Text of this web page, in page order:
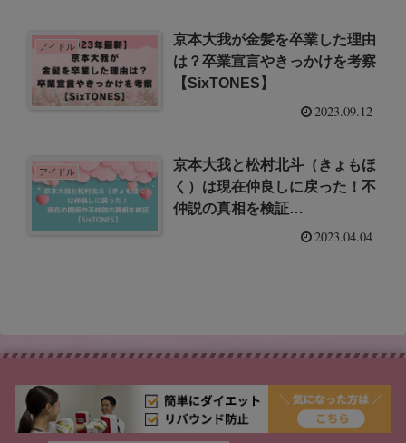
アイドル
京本大我が金髪を卒業した理由
は？卒業宣言やきっかけを考察
【SixTONES】
2023.09.12
アイドル
京本大我と松村北斗（きょもほ
く）は現在仲良しに戻った！不
仲説の真相を検証
2023.04.04